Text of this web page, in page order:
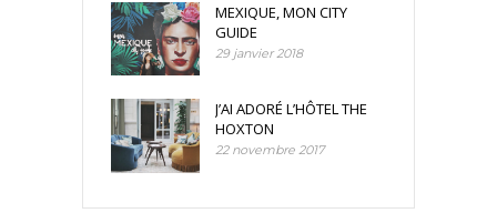
MEXIQUE, MON CITY
GUIDE
29 janvier 2018
J’AI ADORÉ L’HÔTEL THE
HOXTON
22 novembre 2017